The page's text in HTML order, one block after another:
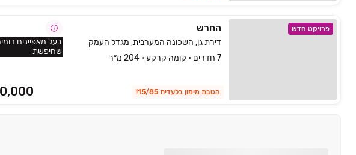
פרויקט חדש החרש
דירת גן, השכונה המערבית, מגדל העמק
7 חדרים • קומה קרקע • 204 מ״ר
₪ הטבת מימון בלעדית 15/85!
בעל מאפיינים
שחיפשת